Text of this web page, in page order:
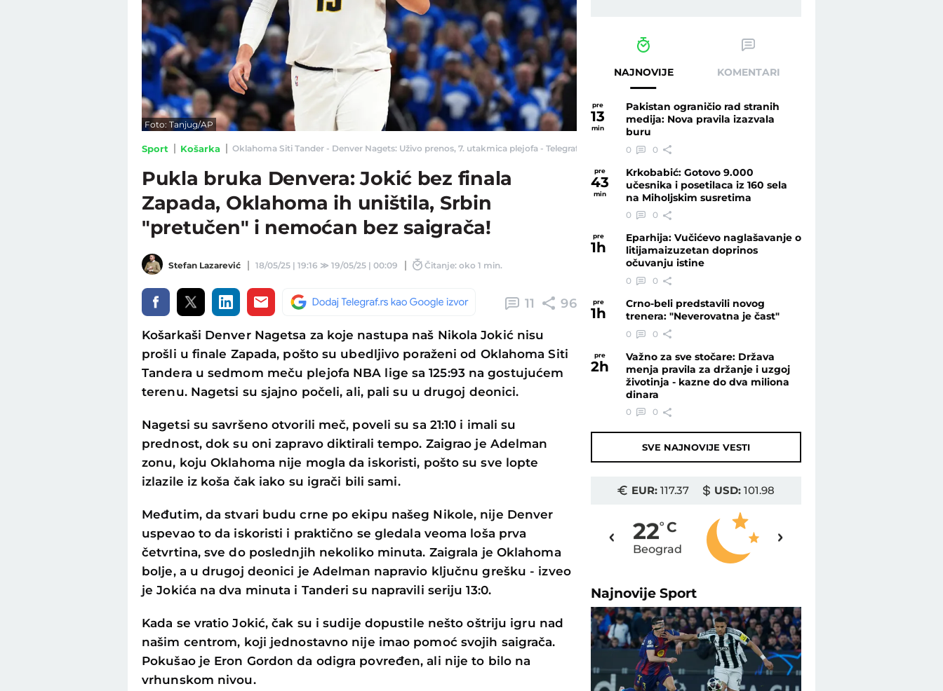
Foto: Tanjug/AP
Sport Košarka Oklahoma Siti Tander - Denver Nagets: Uživo prenos, 7. utakmica plejofa - Telegraf.rs
Pukla bruka Denvera: Jokić bez finala
Zapada, Oklahoma ih uništila, Srbin
"pretučen" i nemoćan bez saigrača!
Stefan Lazarević 18/05/25 | 19:16 ≫ 19/05/25 | 00:09 Čitanje: oko 1 min.
11 96
Košarkaši Denver Nagetsa za koje nastupa naš Nikola Jokić nisu
prošli u finale Zapada, pošto su ubedljivo poraženi od Oklahoma Siti
Tandera u sedmom meču plejofa NBA lige sa 125:93 na gostujućem
terenu. Nagetsi su sjajno počeli, ali, pali su u drugoj deonici.
Nagetsi su savršeno otvorili meč, poveli su sa 21:10 i imali su
prednost, dok su oni zapravo diktirali tempo. Zaigrao je Adelman
zonu, koju Oklahoma nije mogla da iskoristi, pošto su sve lopte
izlazile iz koša čak iako su igrači bili sami.
Međutim, da stvari budu crne po ekipu našeg Nikole, nije Denver
uspevao to da iskoristi i praktično se gledala veoma loša prva
četvrtina, sve do poslednjih nekoliko minuta. Zaigrala je Oklahoma
bolje, a u drugoj deonici je Adelman napravio ključnu grešku - izveo
je Jokića na dva minuta i Tanderi su napravili seriju 13:0.
Kada se vratio Jokić, čak su i sudije dopustile nešto oštriju igru nad
našim centrom, koji jednostavno nije imao pomoć svojih saigrača.
Pokušao je Eron Gordon da odigra povređen, ali nije to bilo na
vrhunskom nivou.
NAJNOVIJE KOMENTARI
pre
13
min
Pakistan ograničio rad stranih
medija: Nova pravila izazvala
buru
0 0
pre
43
min
Krkobabić: Gotovo 9.000
učesnika i posetilaca iz 160 sela
na Miholjskim susretima
0 0
pre
1h
Eparhija: Vučićevo naglašavanje o
litijamaizuzetan doprinos
očuvanju istine
0 0
pre
1h
Crno-beli predstavili novog
trenera: "Neverovatna je čast"
0 0
pre
2h
Važno za sve stočare: Država
menja pravila za držanje i uzgoj
životinja - kazne do dva miliona
dinara
0 0
SVE NAJNOVIJE VESTI
EUR:117.37 USD: 101.98
16 C
Priština
22o C
Beograd
NajnovijeSport